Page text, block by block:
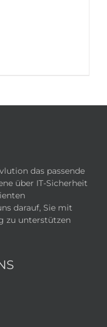
das passende
über IT-Sicherheit
darauf, Sie mit
zu unterstützen